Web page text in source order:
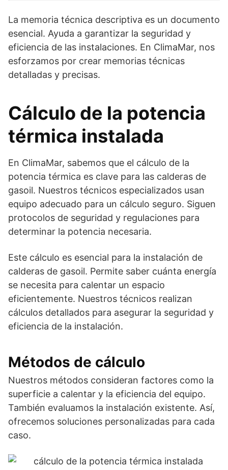
La memoria técnica descriptiva es un documento
esencial. Ayuda a garantizar la seguridad y
eficiencia de las instalaciones. En ClimaMar, nos
esforzamos por crear memorias técnicas
detalladas y precisas.
Cálculo de la potencia
térmica instalada
En ClimaMar, sabemos que el cálculo de la
potencia térmica es clave para las calderas de
gasoil. Nuestros técnicos especializados usan
equipo adecuado para un cálculo seguro. Siguen
protocolos de seguridad y regulaciones para
determinar la potencia necesaria.
Este cálculo es esencial para la instalación de
calderas de gasoil. Permite saber cuánta energía
se necesita para calentar un espacio
eficientemente. Nuestros técnicos realizan
cálculos detallados para asegurar la seguridad y
eficiencia de la instalación.
Métodos de cálculo
Nuestros métodos consideran factores como la
superficie a calentar y la eficiencia del equipo.
También evaluamos la instalación existente. Así,
ofrecemos soluciones personalizadas para cada
caso.